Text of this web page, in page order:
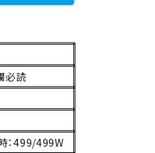
必読
：499/499W